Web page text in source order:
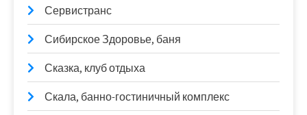
Сервистранс
Сибирское Здоровье, баня
Сказка, клуб отдыха
Скала, банно-гостиничный комплекс